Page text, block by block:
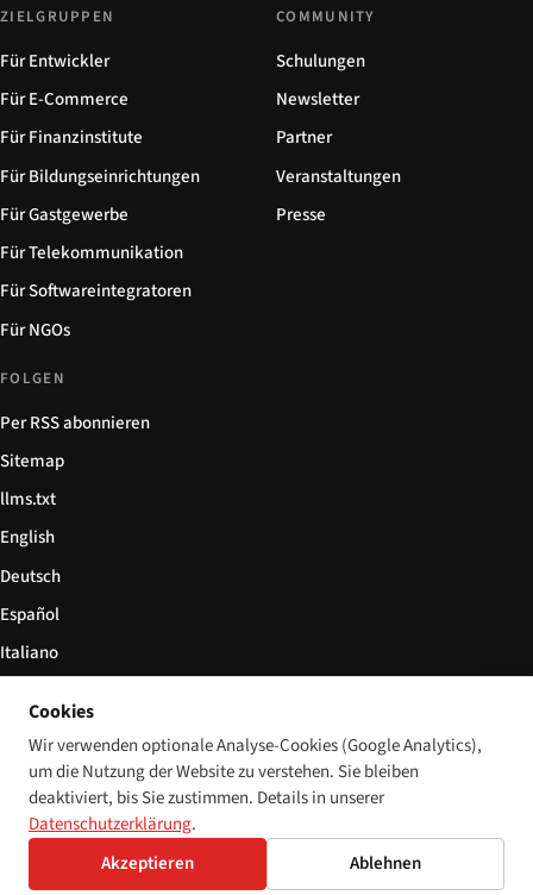
ZIELGRUPPEN
Für Entwickler
Für E-Commerce
Für Finanzinstitute
Für Bildungseinrichtungen
Für Gastgewerbe
Für Telekommunikation
Für Softwareintegratoren
Für NGOs
COMMUNITY
Schulungen
Newsletter
Partner
Veranstaltungen
Presse
FOLGEN
Per RSS abonnieren
Sitemap
llms.txt
English
Deutsch
Español
Italiano
© 2026 Disability World. Alle Rechte vorbehalten. Cookie-Einstellungen
EnglishDeutschEspañol 简体中文Polski
Cookies
Wir verwenden optionale Analyse-Cookies (Google Analytics),
um die Nutzung der Website zu verstehen. Sie bleiben
deaktiviert, bis Sie zustimmen. Details in unserer
Datenschutzerklärung.
Akzeptieren
Ablehnen